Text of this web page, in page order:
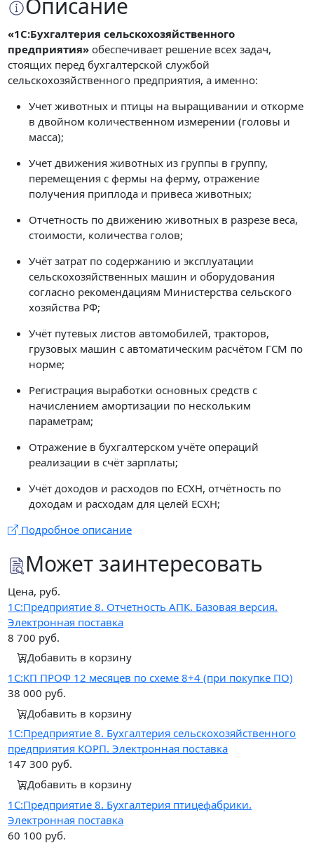
Описание
«1С:Бухгалтерия сельскохозяйственного
предприятия» обеспечивает решение всех задач,
стоящих перед бухгалтерской службой
сельскохозяйственного предприятия, а именно:
Учет животных и птицы на выращивании и откорме
в двойном количественном измерении (головы и
масса);
Учет движения животных из группы в группу,
перемещения с фермы на ферму, отражение
получения приплода и привеса животных;
Отчетность по движению животных в разрезе веса,
стоимости, количества голов;
Учёт затрат по содержанию и эксплуатации
сельскохозяйственных машин и оборудования
согласно рекомендациям Министерства сельского
хозяйства РФ;
Учёт путевых листов автомобилей, тракторов,
грузовых машин с автоматическим расчётом ГСМ по
норме;
Регистрация выработки основных средств с
начислением амортизации по нескольким
параметрам;
Отражение в бухгалтерском учёте операций
реализации в счёт зарплаты;
Учёт доходов и расходов по ЕСХН, отчётность по
доходам и расходам для целей ЕСХН;
Подробное описание
Может заинтересовать
Цена, руб.
1С:Предприятие 8. Отчетность АПК. Базовая версия.
Электронная поставка
8 700 руб.
Добавить в корзину
1С:КП ПРОФ 12 месяцев по схеме 8+4 (при покупке ПО)
38 000 руб.
Добавить в корзину
1С:Предприятие 8. Бухгалтерия сельскохозяйственного
предприятия КОРП. Электронная поставка
147 300 руб.
Добавить в корзину
1С:Предприятие 8. Бухгалтерия птицефабрики.
Электронная поставка
60 100 руб.